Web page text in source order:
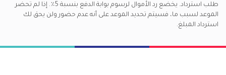
طلب استرداد. يخضع رد الأموال لرسوم بوابة الدفع بنسبة 5٪. إذا لم تحضر
الموعد لسبب ما، فسيتم تحديد الموعد على أنه عدم حضور ولن يحق لك
استرداد المبلغ.